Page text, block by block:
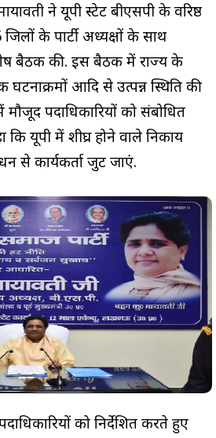
ने यूपी स्टेट बीएसपी के वरिष्ठ
के पार्टी अध्यक्षों के साथ
बैठक की. इस बैठक में राज्य के
घटनाक्रमों आदि से उत्पन्न स्थिति की
पदाधिकारियों को संबोधित
यूपी में शीघ्र होने वाले निकाय
से कार्यकर्ता जुट जाएं.
को निर्देशित करते हुए